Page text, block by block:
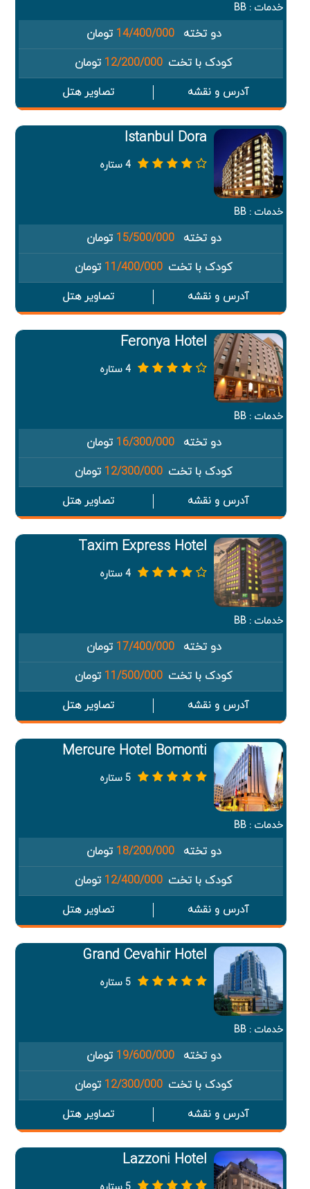
خدمات : BB
دو تخته 14/400/000 تومان
کودک با تخت 12/200/000 تومان
آدرس و نقشه تصاویر هتل
Istanbul Dora
4 ستاره
خدمات : BB
دو تخته 15/500/000 تومان
کودک با تخت 11/400/000 تومان
آدرس و نقشه تصاویر هتل
Feronya Hotel
4 ستاره
خدمات : BB
دو تخته 16/300/000 تومان
کودک با تخت 12/300/000 تومان
آدرس و نقشه تصاویر هتل
Taxim Express Hotel
4 ستاره
خدمات : BB
دو تخته 17/400/000 تومان
کودک با تخت 11/500/000 تومان
آدرس و نقشه تصاویر هتل
Mercure Hotel Bomonti
5 ستاره
خدمات : BB
دو تخته 18/200/000 تومان
کودک با تخت 12/400/000 تومان
آدرس و نقشه تصاویر هتل
Grand Cevahir Hotel
5 ستاره
خدمات : BB
دو تخته 19/600/000 تومان
کودک با تخت 12/300/000 تومان
آدرس و نقشه تصاویر هتل
Lazzoni Hotel